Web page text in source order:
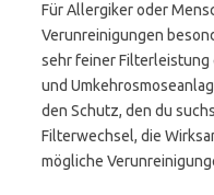
Für Allergiker oder
Verunreinigungen
sehr feiner
und
den Schutz, den du
Filterwechsel, die
mögliche